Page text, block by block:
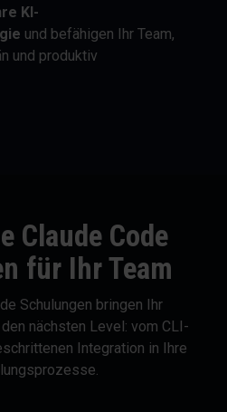
KI-
und befähigen Ihr Team,
und produktiv
Claude Code
für Ihr Team
Schulungen bringen Ihr
nächsten Level: vom CLI-
Integration in Ihre